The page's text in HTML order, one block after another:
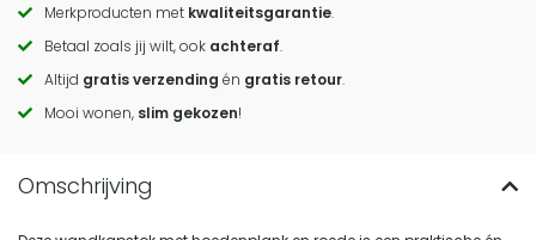
Call
to
actions
Merkproducten met kwaliteitsgarantie.
Betaal zoals jij wilt, ook achteraf.
Altijd gratis verzending én gratis retour.
Mooi wonen, slim gekozen!